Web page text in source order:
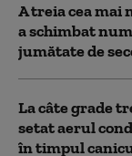
A treia cea mai
a schimbat
jumătate de
La câte grade
setat aerul
în timpul